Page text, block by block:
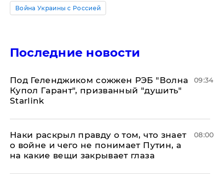
Война Украины с Россией
Последние новости
Под Геленджиком сожжен РЭБ "Волна
Купол Гарант", призванный "душить"
Starlink
09:34
Наки раскрыл правду о том, что знает
о войне и чего не понимает Путин, а
на какие вещи закрывает глаза
08:00